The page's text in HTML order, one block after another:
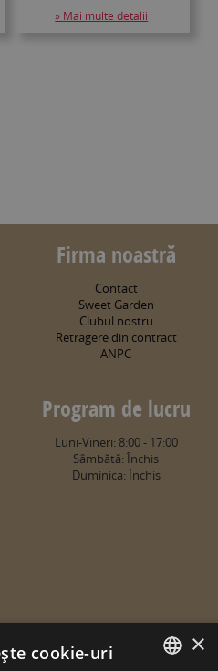
» Mai multe detalii
Firma noastră
Contact
Sweet Garden
Clubul nostru
Retragere din contract
ANPC
Program de lucru
Luni-Vineri: 8:00 - 17:00
Sâmbătă: Închis
Duminica: Închis
×
cookie-uri